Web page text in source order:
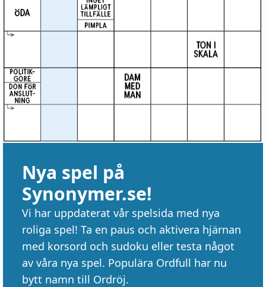
Nya spel på
Synonymer.se!
Vi har uppdaterat vår spelsida med nya
roliga spel! Ta en paus och aktivera hjärnan
med korsord och sudoku eller testa något
av våra nya spel. Populära Ordfull har nu
bytt namn till Ordröj.